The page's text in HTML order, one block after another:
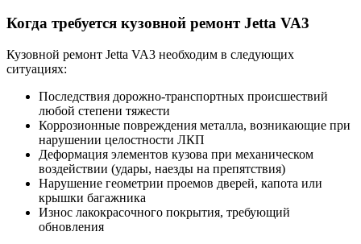
Когда требуется кузовной ремонт Jetta VA3
Кузовной ремонт Jetta VA3 необходим в следующих
ситуациях:
Последствия дорожно-транспортных происшествий
любой степени тяжести
Коррозионные повреждения металла, возникающие при
нарушении целостности ЛКП
Деформация элементов кузова при механическом
воздействии (удары, наезды на препятствия)
Нарушение геометрии проемов дверей, капота или
крышки багажника
Износ лакокрасочного покрытия, требующий
обновления